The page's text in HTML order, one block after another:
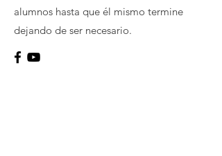
alumnos hasta que él mismo termine
dejando de ser necesario.